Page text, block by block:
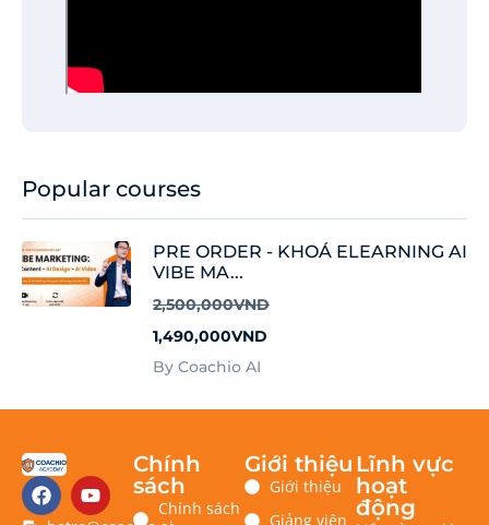
Popular courses
PRE ORDER - KHOÁ ELEARNING AI
VIBE MA...
2,500,000VND
1,490,000VND
By Coachio AI
Chính
sách
Chính sách
Giới thiệu
Giới thiệu
Giảng viên
Lĩnh vực
hoạt
động